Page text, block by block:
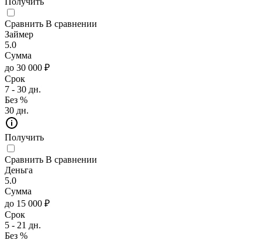
Сравнить В сравнении
Займер
5.0
Сумма
до 30 000 ₽
Срок
7 - 30 дн.
Без %
30 дн.
Получить
Сравнить В сравнении
Деньга
5.0
Сумма
до 15 000 ₽
Срок
5 - 21 дн.
Без %